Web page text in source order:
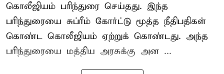
கொலீஜியம் பரிந்துரை செய்தது. இந்த
பரிந்துரையை சுப்ரீம் கோர்ட்டு மூத்த நீதிபதிகள்
கொண்ட கொலீஜியம் ஏற்றுக் கொண்டது. அந்த
பரிந்துரையை மத்திய அரசுக்கு அன ...